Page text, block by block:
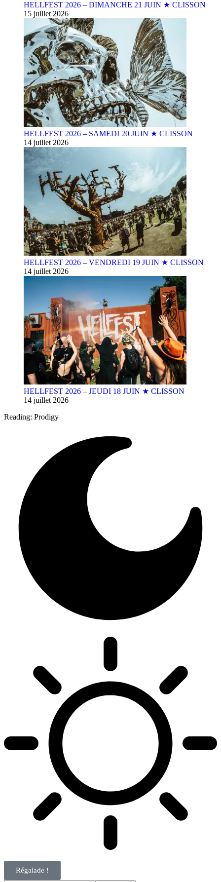
HELLFEST 2026 – DIMANCHE 21 JUIN ★ CLISSON
15 juillet 2026
HELLFEST 2026 – SAMEDI 20 JUIN ★ CLISSON
14 juillet 2026
HELLFEST 2026 – VENDREDI 19 JUIN ★ CLISSON
14 juillet 2026
HELLFEST 2026 – JEUDI 18 JUIN ★ CLISSON
14 juillet 2026
Reading: Prodigy
Régalade !